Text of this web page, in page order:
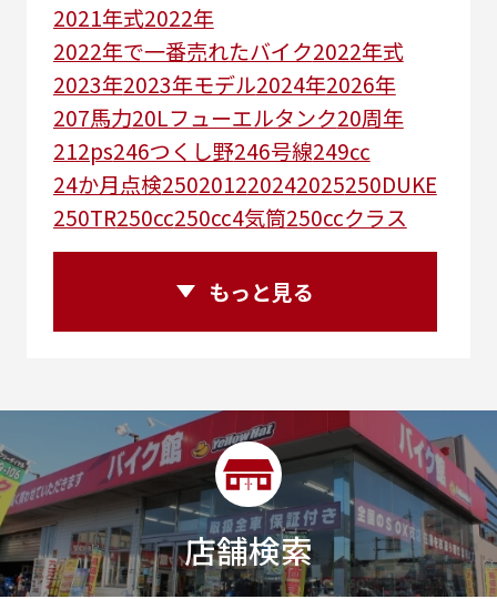
2021年式2022年
2022年で一番売れたバイク2022年式
2023年2023年モデル2024年2026年
207馬力20Lフューエルタンク20周年
212ps246つくし野246号線249㏄
24か月点検250201220242025250DUKE
250TR250cc250cc4気筒250ccクラス
250ccスーパースポーツ250アメリカン
250ｃｃアドベンチャー250ｃｃツアラー
2年保証付き2月29日まで2本2気筒
2気筒エンジン2級ボイラー技士2輪
300㎞/ｈ30th
30th Anniversary
30th記念モデル30万以下30周年
30周年記念モデル313cc320台限定
320ｃｃ350cc35ps390390ADVENTURE
もっと見る
店舗検索